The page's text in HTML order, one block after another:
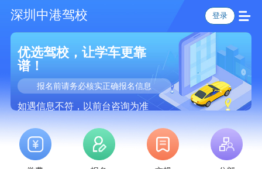
深圳中港驾校 登录
优选驾校，让学车更靠
谱！
报名前请务必核实正确报名信息
如遇信息不符，以前台咨询为准